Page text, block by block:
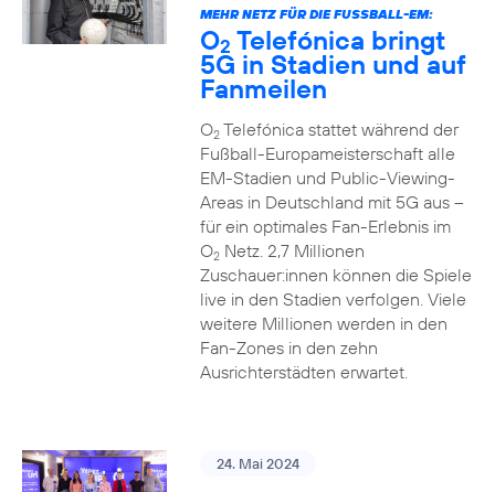
MEHR NETZ FÜR DIE FUSSBALL-EM:
O2 Telefónica bringt
5G in Stadien und auf
Fanmeilen
O2Telefónica stattet während der
Fußball-Europameisterschaft alle
EM-Stadien und Public-Viewing-
Areas in Deutschland mit 5G aus –
für ein optimales Fan-Erlebnis im
O2Netz. 2,7 Millionen
Zuschauer:innen können die Spiele
live in den Stadien verfolgen. Viele
weitere Millionen werden in den
Fan-Zones in den zehn
Ausrichterstädten erwartet.
24. Mai 2024